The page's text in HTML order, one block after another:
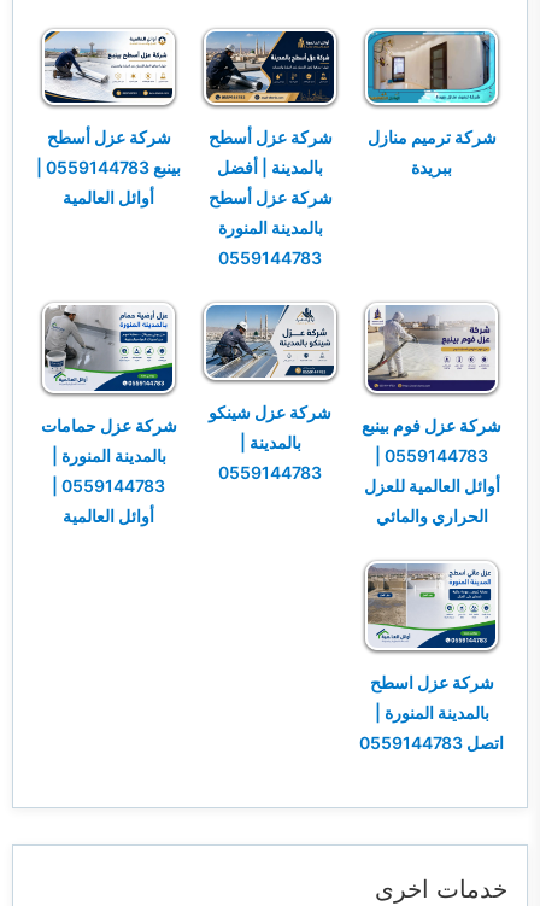
خدمات نقل اثاث
شركة ترميم منازل
ببريدة
شركة عزل أسطح
بالمدينة | أفضل
شركة عزل أسطح
بالمدينة المنورة
0559144783
شركة عزل أسطح
بينبع 0559144783 |
أوائل العالمية
شركة عزل فوم بينبع
0559144783 |
أوائل العالمية للعزل
الحراري والمائي
شركة عزل شينكو
بالمدينة |
0559144783
شركة عزل حمامات
بالمدينة المنورة |
0559144783 |
أوائل العالمية
شركة عزل اسطح
بالمدينة المنورة |
اتصل 0559144783
خدمات اخرى